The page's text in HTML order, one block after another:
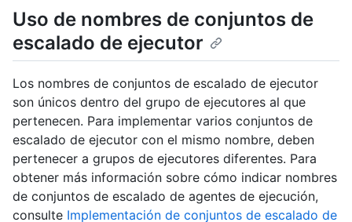
Uso de nombres de conjuntos de
escalado de ejecutor
Los nombres de conjuntos de escalado de ejecutor
son únicos dentro del grupo de ejecutores al que
pertenecen. Para implementar varios conjuntos de
escalado de ejecutor con el mismo nombre, deben
pertenecer a grupos de ejecutores diferentes. Para
obtener más información sobre cómo indicar nombres
de conjuntos de escalado de agentes de ejecución,
consulte Implementación de conjuntos de escalado de